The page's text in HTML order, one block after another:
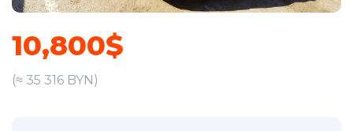
10,800$
(≈ 35 316 BYN)